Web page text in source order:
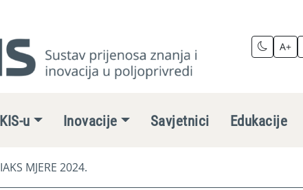
A+
u Inovacije Savjetnici Edukacije
IAKS MJERE 2024.